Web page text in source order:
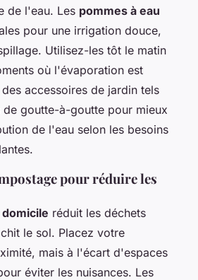
de l'eau. Les pommes à eau
pour une irrigation douce,
Utilisez-les tôt le matin
où l'évaporation est
accessoires de jardin tels
de goutte-à-goutte pour mieux
de l'eau selon les besoins
pour réduire les
réduit les déchets
le sol. Placez votre
mais à l'écart d'espaces
éviter les nuisances. Les